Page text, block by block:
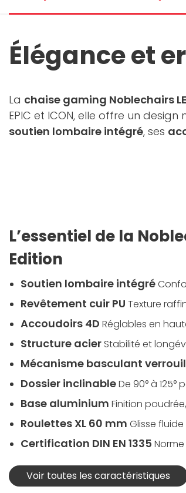
Élégance et
La chaise gaming Noblechairs
EPIC et ICON, elle offre un
soutien lombaire intégré, ses
L’essentiel de la
Edition
Soutien lombaire intégré
Revêtement cuir PU Texture
Accoudoirs 4D Réglables en
Structure acier Stabilité et
Mécanisme basculant
Dossier inclinableDe 90° à
Base aluminium Finition
Roulettes XL 60 mm Glisse
Certification DIN EN 1335
Voir toutes les caractéristiques